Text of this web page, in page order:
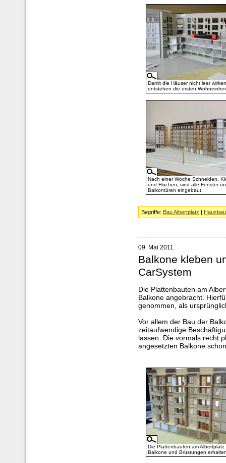
Damit die Häuser nicht leer
entstehen die ersten
Nach einer Woche Schneiden,
und Fluchen, sind alle Fenster
Balkontüren eingebaut.
Begriffe: Bau Albertplatz | Hausbau
09. Mai 2011
Balkone kleben
CarSystem
Die Plattenbauten am
Balkone angebracht.
genommen, als
Vor allem der Bau der
zeitaufwendige
lassen. Die vormals recht
angesetzten Balkone
Die Plattenbauten am Albertplatz
Balkone und Brüstungen